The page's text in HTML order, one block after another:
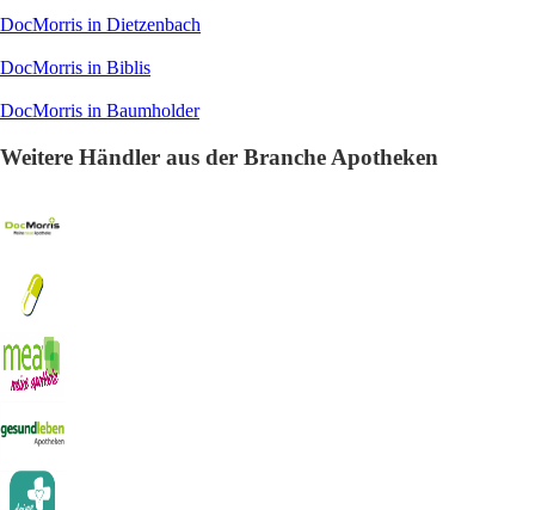
DocMorris in Dietzenbach
DocMorris in Biblis
DocMorris in Baumholder
Weitere Händler aus der Branche Apotheken